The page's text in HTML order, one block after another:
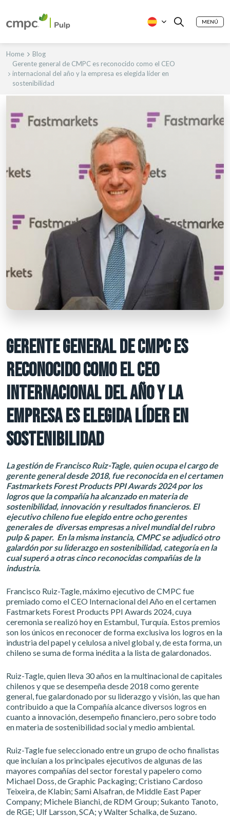
MENÚ
Home
Blog
Gerente general de CMPC es reconocido como el CEO
internacional del año y la empresa es elegida líder en
sostenibilidad
GERENTE GENERAL DE CMPC ES
RECONOCIDO COMO EL CEO
INTERNACIONAL DEL AÑO Y LA
EMPRESA ES ELEGIDA LÍDER EN
SOSTENIBILIDAD
La gestión de Francisco Ruiz-Tagle, quien ocupa el cargo de
gerente general desde 2018, fue reconocida en el certamen
Fastmarkets Forest Products PPI Awards 2024 por los
logros que la compañía ha alcanzado en materia de
sostenibilidad, innovación y resultados financieros. El
ejecutivo chileno fue elegido entre ocho gerentes
generales de diversas empresas a nivel mundial del rubro
pulp & paper. En la misma instancia, CMPC se adjudicó otro
galardón por su liderazgo en sostenibilidad, categoría en la
cual superó a otras cinco reconocidas compañías de la
industria.
Francisco Ruiz-Tagle, máximo ejecutivo de CMPC fue
premiado como el CEO Internacional del Año en el certamen
Fastmarkets Forest Products PPI Awards 2024, cuya
ceremonia se realizó hoy en Estambul, Turquía. Estos premios
son los únicos en reconocer de forma exclusiva los logros en la
industria del papel y celulosa a nivel global y, de esta forma, un
chileno se suma de forma inédita a la lista de galardonados.
Ruiz-Tagle, quien lleva 30 años en la multinacional de capitales
chilenos y que se desempeña desde 2018 como gerente
general, fue galardonado por su liderazgo y visión, las que han
contribuido a que la Compañía alcance diversos logros en
cuanto a innovación, desempeño financiero, pero sobre todo
en materia de sostenibilidad social y medio ambiental.
Ruiz-Tagle fue seleccionado entre un grupo de ocho finalistas
que incluían a los principales ejecutivos de algunas de las
mayores compañías del sector forestal y papelero como
Michael Doss, de Graphic Packaging; Cristiano Cardoso
Teixeira, de Klabin; Sami Alsafran, de Middle East Paper
Company; Michele Bianchi, de RDM Group; Sukanto Tanoto,
de RGE; Ulf Larsson, SCA; y Walter Schalka, de Suzano.